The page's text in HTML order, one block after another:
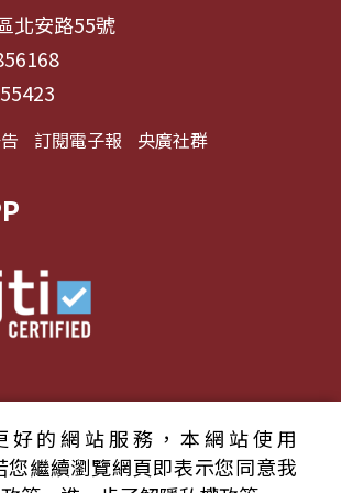
北安路55號
訂閱電子報 央廣社群
法人中央廣播電臺 版權所有
好的網站服務，本網站使用
您繼續瀏覽網頁即表示您同意我